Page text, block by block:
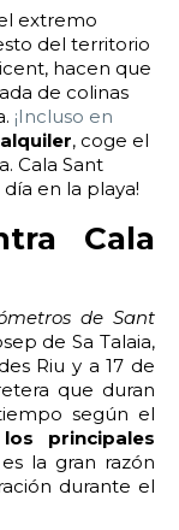
extremo
del territorio
hacen que
de colinas
¡Incluso en
, coge el
Cala Sant
en la playa!
Cala
de Sant
de Sa Talaia,
Riu y a 17 de
que duran
según el
principales
la gran razón
durante el
7:30
11:30